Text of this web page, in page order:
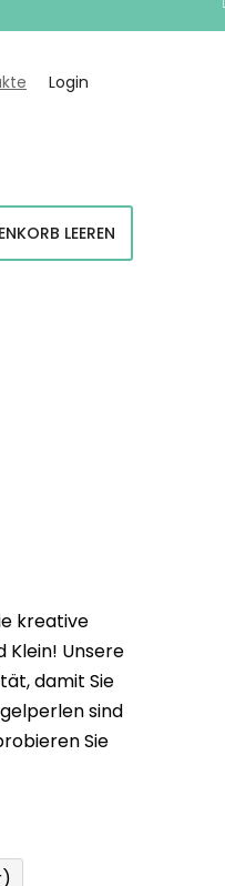
Login
WARENKORB
LEEREN
kreative
Klein! Unsere
damit Sie
sind
Sie